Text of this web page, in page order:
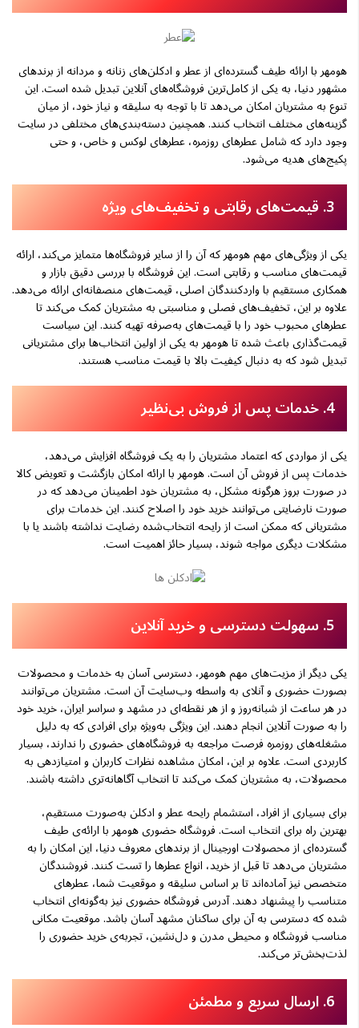
هومهر با ارائه طیف گسترده‌ای از عطر و ادکلن‌های زنانه و مردانه از برندهای
مشهور دنیا، به یکی از کامل‌ترین فروشگاه‌های آنلاین تبدیل شده است. این
تنوع به مشتریان امکان می‌دهد تا با توجه به سلیقه و نیاز خود، از میان
گزینه‌های مختلف انتخاب کنند. همچنین دسته‌بندی‌های مختلفی در سایت
وجود دارد که شامل عطرهای روزمره، عطرهای لوکس و خاص، و حتی
پکیج‌های هدیه می‌شود.
3. قیمت‌های رقابتی و تخفیف‌های ویژه
یکی از ویژگی‌های مهم هومهر که آن را از سایر فروشگاه‌ها متمایز می‌کند، ارائه
قیمت‌های مناسب و رقابتی است. این فروشگاه با بررسی دقیق بازار و
همکاری مستقیم با واردکنندگان اصلی، قیمت‌های منصفانه‌ای ارائه می‌دهد.
علاوه بر این، تخفیف‌های فصلی و مناسبتی به مشتریان کمک می‌کند تا
عطرهای محبوب خود را با قیمت‌های به‌صرفه تهیه کنند. این سیاست
قیمت‌گذاری باعث شده تا هومهر به یکی از اولین انتخاب‌ها برای مشتریانی
تبدیل شود که به دنبال کیفیت بالا با قیمت مناسب هستند.
4. خدمات پس از فروش بی‌نظیر
یکی از مواردی که اعتماد مشتریان را به یک فروشگاه افزایش می‌دهد،
خدمات پس از فروش آن است. هومهر با ارائه امکان بازگشت و تعویض کالا
در صورت بروز هرگونه مشکل، به مشتریان خود اطمینان می‌دهد که در
صورت نارضایتی می‌توانند خرید خود را اصلاح کنند. این خدمات برای
مشتریانی که ممکن است از رایحه انتخاب‌شده رضایت نداشته باشند یا با
مشکلات دیگری مواجه شوند، بسیار حائز اهمیت است.
5. سهولت دسترسی و خرید آنلاین
یکی دیگر از مزیت‌های مهم هومهر، دسترسی آسان به خدمات و محصولات
بصورت حضوری و آنلای به واسطه وب‌سایت آن است. مشتریان می‌توانند
در هر ساعت از شبانه‌روز و از هر نقطه‌ای در مشهد و سراسر ایران، خرید خود
را به صورت آنلاین انجام دهند. این ویژگی به‌ویژه برای افرادی که به دلیل
مشغله‌های روزمره فرصت مراجعه به فروشگاه‌های حضوری را ندارند، بسیار
کاربردی است. علاوه بر این، امکان مشاهده نظرات کاربران و امتیازدهی به
محصولات، به مشتریان کمک می‌کند تا انتخاب آگاهانه‌تری داشته باشند.
برای بسیاری از افراد، استشمام رایحه عطر و ادکلن به‌صورت مستقیم،
بهترین راه برای انتخاب است. فروشگاه حضوری هومهر با ارائه‌ی طیف
گسترده‌ای از محصولات اورجینال از برندهای معروف دنیا، این امکان را به
مشتریان می‌دهد تا قبل از خرید، انواع عطرها را تست کنند. فروشندگان
متخصص نیز آماده‌اند تا بر اساس سلیقه و موقعیت شما، عطرهای
متناسب را پیشنهاد دهند. آدرس فروشگاه حضوری نیز به‌گونه‌ای انتخاب
شده که دسترسی به آن برای ساکنان مشهد آسان باشد. موقعیت مکانی
مناسب فروشگاه و محیطی مدرن و دل‌نشین، تجربه‌ی خرید حضوری را
لذت‌بخش‌تر می‌کند.
6. ارسال سریع و مطمئن